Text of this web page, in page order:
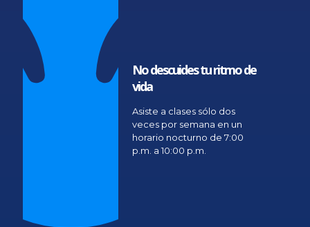
No descuides tu ritmo de
vida
Asiste a clases sólo dos
veces por semana en un
horario nocturno de 7:00
p.m. a 10:00 p.m.